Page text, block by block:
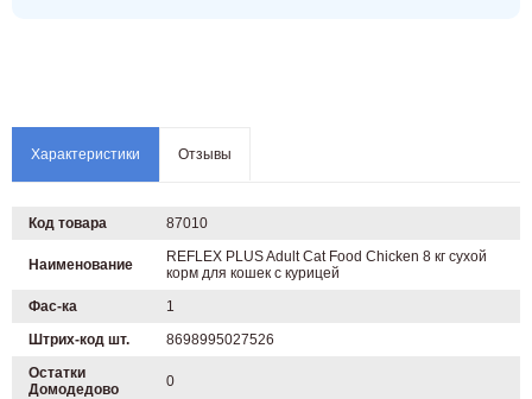
Характеристики Отзывы
Код товара 87010
Наименование
REFLEX PLUS Adult Cat Food Chicken 8 кг сухой
корм для кошек с курицей
Фас-ка
1
Штрих-код шт.
8698995027526
Остатки
Домодедово
0